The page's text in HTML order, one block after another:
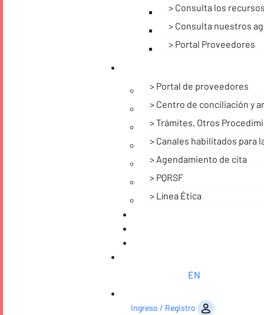
Consulta los
Consulta nuestros
Portal Proveedores
Portal de proveedores
Centro de conciliación y
Trámites, Otros
Canales habilitados para
Agendamiento de cita
PQRSF
Línea Ética
EN
Ingreso / Registro